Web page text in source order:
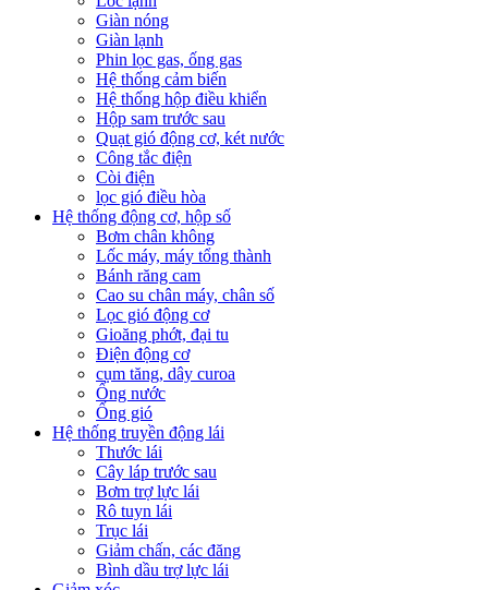
Giàn nóng
Giàn lạnh
Phin lọc gas, ống gas
Hệ thống cảm biến
Hệ thống hộp điều khiển
Hộp sam trước sau
Quạt gió động cơ, két nước
Công tắc điện
Còi điện
lọc gió điều hòa
Hệ thống động cơ, hộp số
Bơm chân không
Lốc máy, máy tổng thành
Bánh răng cam
Cao su chân máy, chân số
Lọc gió động cơ
Gioăng phớt, đại tu
Điện động cơ
cụm tăng, dây curoa
Ống nước
Ống gió
Hệ thống truyền động lái
Thước lái
Cây láp trước sau
Bơm trợ lực lái
Rô tuyn lái
Trục lái
Giảm chấn, các đăng
Bình dầu trợ lực lái